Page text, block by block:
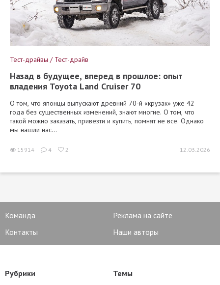
Тест-драйвы / Тест-драйв
Назад в будущее, вперед в прошлое: опыт
владения Toyota Land Cruiser 70
О том, что японцы выпускают древний 70-й «крузак» уже 42
года без существенных изменений, знают многие. О том, что
такой можно заказать, привезти и купить, помнят не все. Однако
мы нашли нас...
15914 4 2 12.03.2026
Команда
Реклама на сайте
Контакты
Наши авторы
Рубрики
Темы